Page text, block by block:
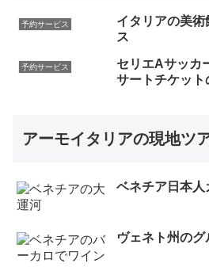
予約サービス
イタリアの美
ス
予約サービス
セリエAサッカ
サートチケット
アーモイタリアの現地ツ
ベネチア日本人
ヴェネト州の